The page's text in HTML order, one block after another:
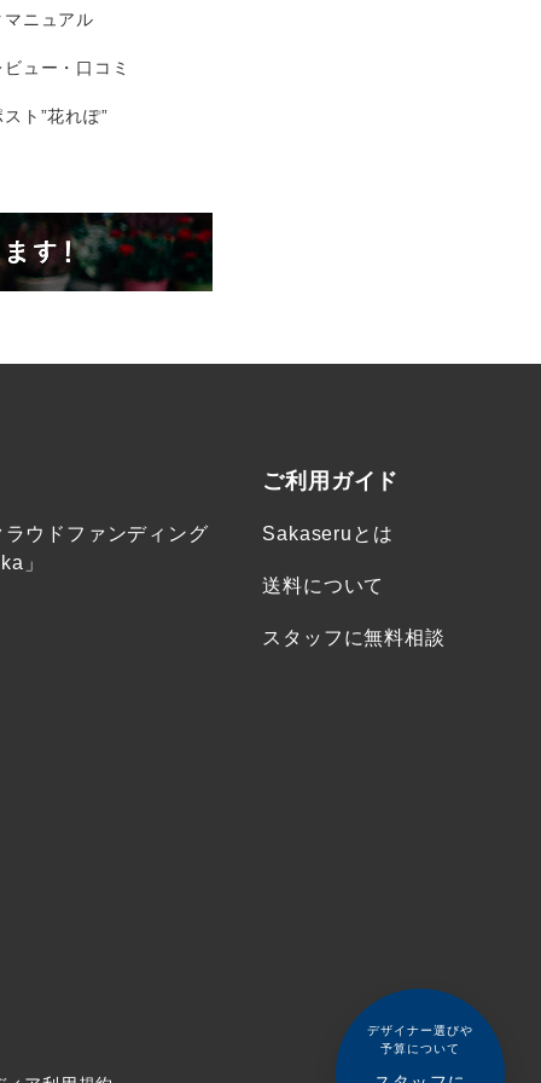
デザイナー選びや
予算について
ニュアル
ュー・口コミ
ト”花れぽ”
ウドファンディング
」
ご利用ガイド
Sakaseruとは
送料について
スタッフに無料相談